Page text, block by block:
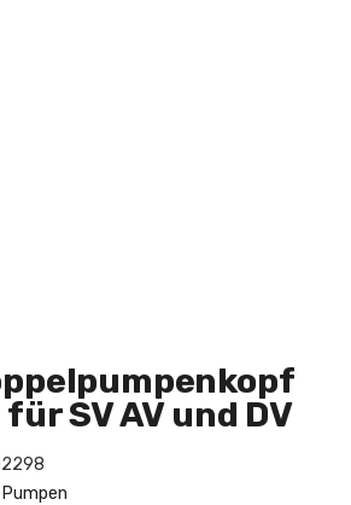
SV AV und DV